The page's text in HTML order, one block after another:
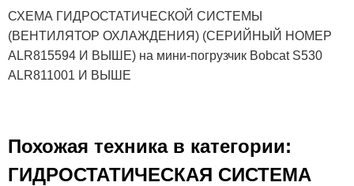
СХЕМА ГИДРОСТАТИЧЕСКОЙ СИСТЕМЫ
(ВЕНТИЛЯТОР ОХЛАЖДЕНИЯ) (СЕРИЙНЫЙ НОМЕР
ALR815594 И ВЫШЕ) на мини-погрузчик Bobcat S530
ALR811001 И ВЫШЕ
Похожая техника в категории:
ГИДРОСТАТИЧЕСКАЯ СИСТЕМА